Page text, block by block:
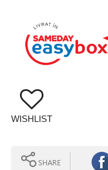
WISHLIST
SHARE